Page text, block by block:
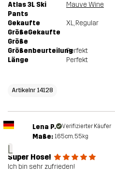
Atlas 3L Ski
Pants
Mauve Wine
Gekaufte
GrößeGekaufte
Größe
XL, Regular
GrößenbeurteilungPerfekt
Länge
Perfekt
Artikelnr 14128
L
Lena P. Verifizierter Käufer
Maße: 165cm, 55kg
Super Hose!
Ich bin sehr zufrieden!